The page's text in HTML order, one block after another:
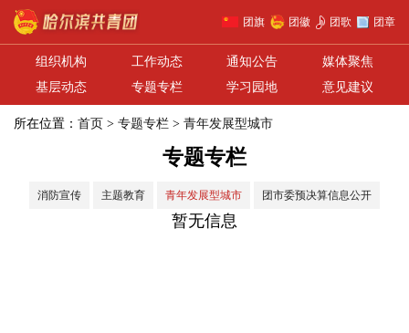
团旗 团徽 团歌 团章
组织机构 工作动态 通知公告
媒体聚焦
基层动态
专题专栏 学习园地 意见建议
所在位置： 首页 > 专题专栏 > 青年发展型城市
专题专栏
消防宣传 主题教育 青年发展型城市 团市委预决算信息公开
暂无信息